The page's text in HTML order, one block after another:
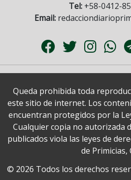
Tel:+58-0412-
Email:
Queda prohibida toda
este sitio de internet. Los
encuentran protegidos por la
Cualquier copia no autorizada
publicados viola las leyes de
de Primicias,
© 2026 Todos los derechos